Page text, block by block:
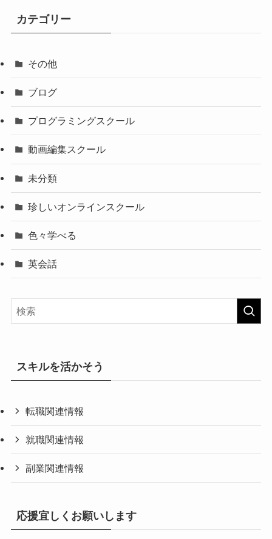
カテゴリー
その他
ブログ
プログラミングスクール
動画編集スクール
未分類
珍しいオンラインスクール
色々学べる
英会話
スキルを活かそう
転職関連情報
就職関連情報
副業関連情報
応援宜しくお願いします